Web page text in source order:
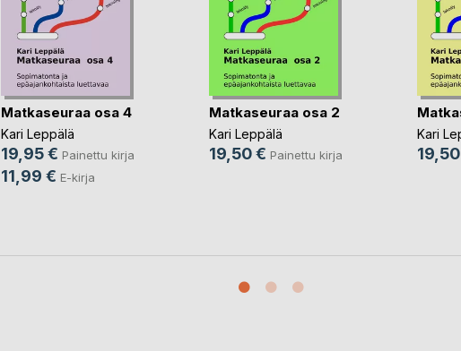
Matkaseuraa osa 4
Kari Leppälä
19,95 € Painettu kirja
11,99 € E-kirja
Matkaseuraa osa 2
Kari Leppälä
19,50 € Painettu kirja
Kari